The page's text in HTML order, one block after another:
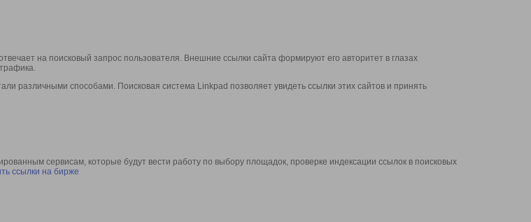
на поисковый запрос пользователя. Внешние ссылки сайта формируют его авторитет в глазах
различными способами. Поисковая система Linkpad позволяет увидеть ссылки этих сайтов и принять
сервисам, которые будут вести работу по выбору площадок, проверке индексации ссылок в поисковых
ссылки на бирже